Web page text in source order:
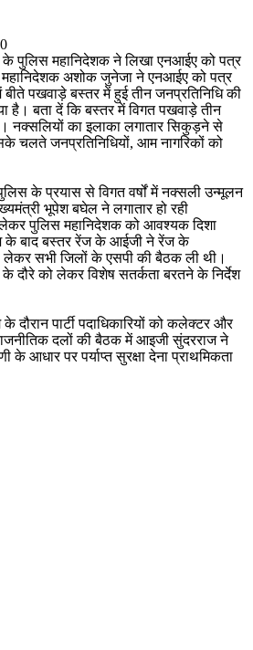
अशोक जुनेजा ने एनआईए को पत्र
पखवाड़े बस्तर में हुई तीन जनप्रतिनिधि की
है। बता दें कि बस्तर में विगत पखवाड़े तीन
नक्सलियों का इलाका लगातार सिकुड़ने से
चलते जनप्रतिनिधियों, आम नागरिकों को
के प्रयास से विगत वर्षों में नक्सली उन्मूलन
भूपेश बघेल ने लगातार हो रही
लेकर पुलिस महानिदेशक को आवश्यक दिशा
के बाद बस्तर रेंज के आईजी ने रेंज के
लेकर सभी जिलों के एसपी की बैठक ली थी।
को लेकर विशेष सतर्कता बरतने के निर्देश
दौरान पार्टी पदाधिकारियों को कलेक्टर और
दलों की बैठक में आइजी सुंदरराज ने
के आधार पर पर्याप्त सुरक्षा देना प्राथमिकता